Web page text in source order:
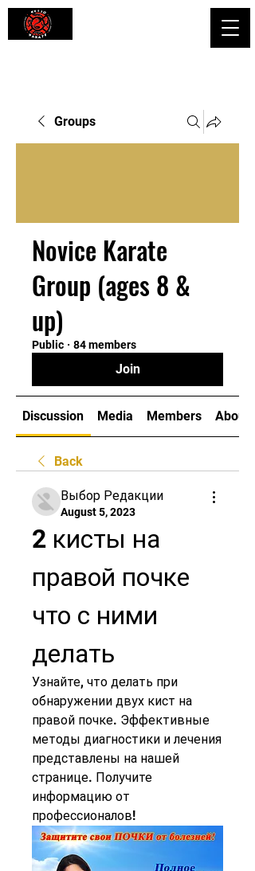
Groups
Novice Karate
Group (ages 8 &
up)
Public · 84 members
Join
Discussion Media Members About
Back
Выбор Редакции
August 5, 2023
2 кисты на
правой почке
что с ними
делать
Узнайте, что делать при
обнаружении двух кист на
правой почке. Эффективные
методы диагностики и лечения
представлены на нашей
странице. Получите
информацию от
профессионалов!